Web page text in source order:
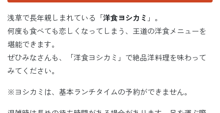
浅草で長年親しまれている「洋食ヨシカミ 」。
何度も食べても恋しくなってしまう、王道の洋食メニューを
堪能できます。
ぜひみなさんも、「洋食ヨシカミ」で絶品洋料理を味わって
みてください。
※ヨシカミは、基本ランチタイムの予約ができません。